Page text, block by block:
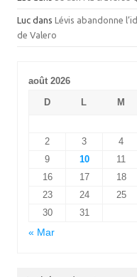
Luc dans Lévis abandonne
de Valero
août 2026
D
L M
2
3 4
9
10 11
16
17 18
23
24 25
30
31
« Mar